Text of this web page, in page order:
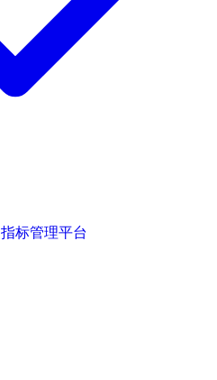
指标管理平台